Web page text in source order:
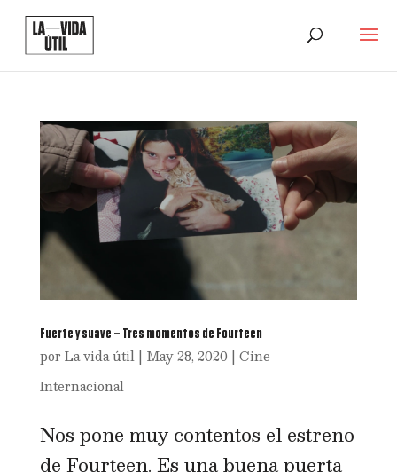
Fuerte y suave – Tres momentos de Fourteen
por La vida útil| May 28, 2020 | Cine
Internacional
Nos pone muy contentos el estreno
de Fourteen. Es una buena puerta